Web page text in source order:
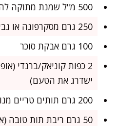
500 מ"ל שמנת מתוקה להקצפה (38%) קרה מאוד
250 גרם מסקרפונה או גבינת שמנת טבעית
100 גרם אבקת סוכר
2 כפות קוניאק/ברנדי
ישדרג את הטעם)
200 גרם תותים טריים מנוקים ופרוסים דק
50 גרם ריבת תות טובה (אם התותים לא בשיאם)